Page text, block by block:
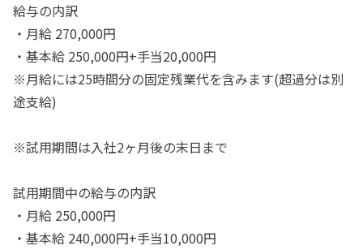
給与の内訳
・月給 270,000円
・基本給 250,000円+手当20,000円
※月給には25時間分の固定残業代を含みます(超過分は別
途支給)
※試用期間は入社2ヶ月後の末日まで
試用期間中の給与の内訳
・月給 250,000円
・基本給 240,000円+手当10,000円